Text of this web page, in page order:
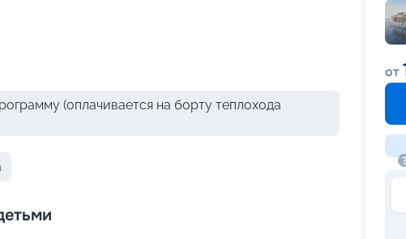
(оплачивается на борту теплохода
от